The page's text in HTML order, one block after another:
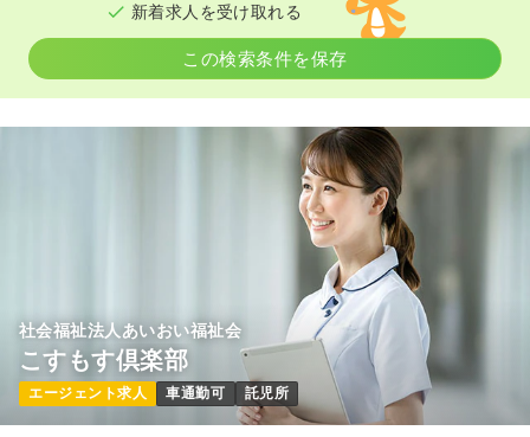
新着求人を受け取れる
この検索条件を保存
社会福祉法人あいおい福祉会
こすもす倶楽部
エージェント求人 車通勤可 託児所